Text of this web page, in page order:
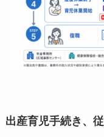
出産育児手続き、